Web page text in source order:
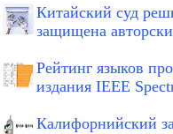
Китайский суд
защищена
Рейтинг языков
издания IEEE
Калифорнийский